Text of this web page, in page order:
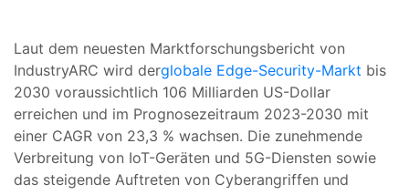
Laut dem neuesten Marktforschungsbericht von
IndustryARC wird derglobale Edge-Security-Markt bis
2030 voraussichtlich 106 Milliarden US-Dollar
erreichen und im Prognosezeitraum 2023-2030 mit
einer CAGR von 23,3 % wachsen. Die zunehmende
Verbreitung von IoT-Geräten und 5G-Diensten sowie
das steigende Auftreten von Cyberangriffen und